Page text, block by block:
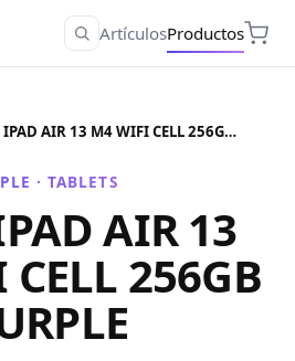
ArtículosProductos
Apple IPAD AIR 13 M4 WIFI CELL 256GB PURPLE
·TABLETS
AIR 13
256GB